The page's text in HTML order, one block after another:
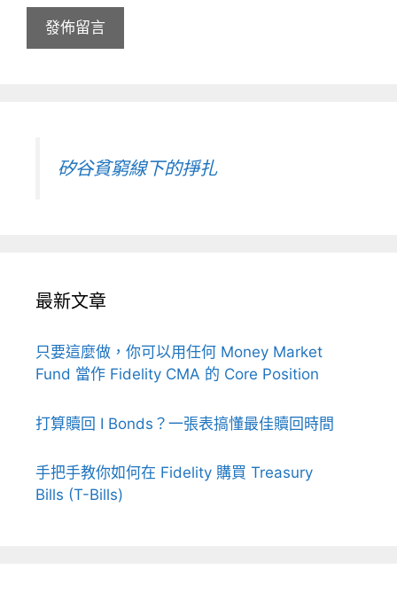
址
矽谷貧窮線下的掙扎
最新文章
只要這麼做，你可以用任何 Money Market
Fund 當作 Fidelity CMA 的 Core Position
打算贖回 I Bonds？一張表搞懂最佳贖回時間
手把手教你如何在 Fidelity 購買 Treasury
Bills (T-Bills)